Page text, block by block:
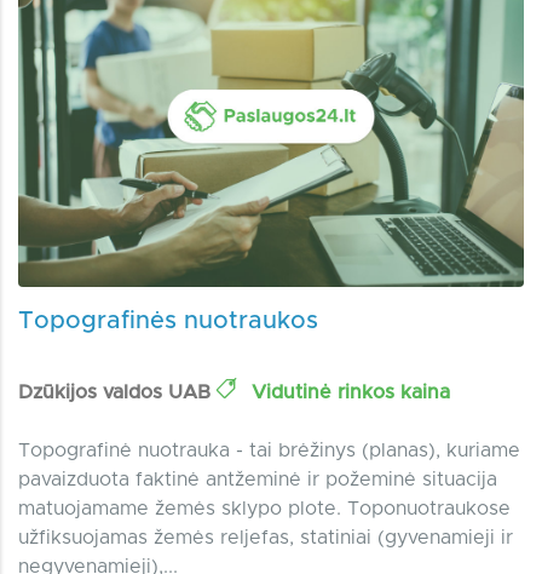
Topografinės nuotraukos
Dzūkijos valdos UAB Vidutinė rinkos kaina
Topografinė nuotrauka - tai brėžinys (planas), kuriame
pavaizduota faktinė antžeminė ir požeminė situacija
matuojamame žemės sklypo plote. Toponuotraukose
užfiksuojamas žemės reljefas, statiniai (gyvenamieji ir
negyvenamieji),...